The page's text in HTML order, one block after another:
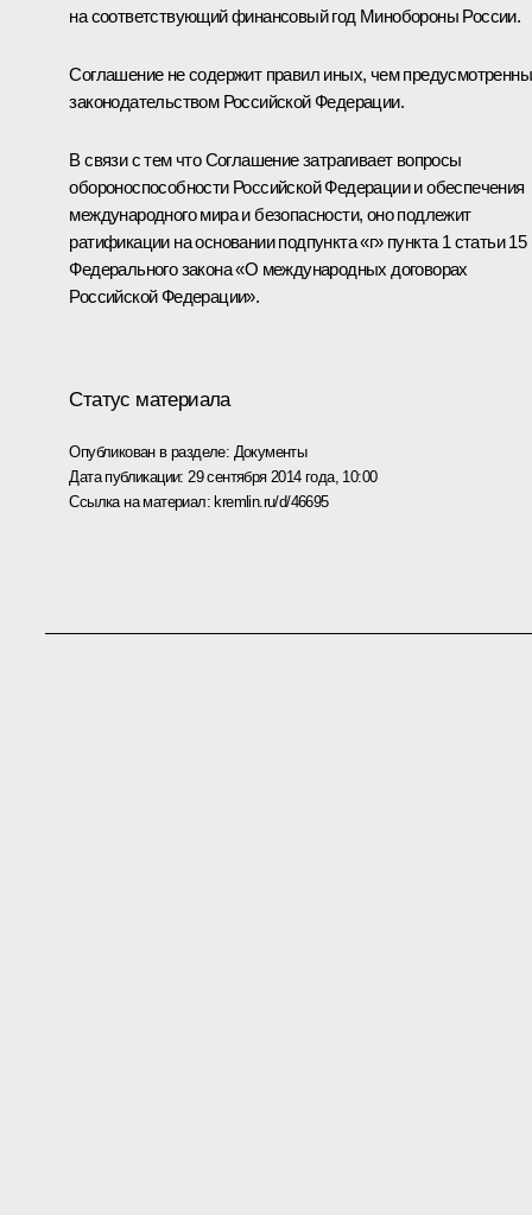
на соответствующий финансовый год Минобороны России.
Соглашение не содержит правил иных, чем
законодательством Российской Федерации.
В связи с тем что Соглашение затрагивает вопросы
обороноспособности Российской Федерации и обеспечения
международного мира и безопасности, оно подлежит
ратификации на основании подпункта «г» пункта 1 статьи 15
Федерального закона «О международных договорах
Российской Федерации».
Статус материала
Опубликован в разделе: Документы
Дата публикации: 29 сентября 2014 года, 10:00
Ссылка на материал: kremlin.ru/d/46695